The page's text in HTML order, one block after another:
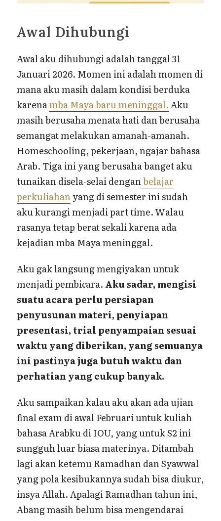
Awal Dihubungi
Awal aku dihubungi adalah tanggal 31
Januari 2026. Momen ini adalah momen di
mana aku masih dalam kondisi berduka
karenamba Maya baru meninggal.Aku
masih berusaha menata hati dan berusaha
semangat melakukan amanah-amanah.
Homeschooling, pekerjaan, ngajar bahasa
Arab. Tiga ini yang berusaha banget aku
tunaikan disela-selai denganbelajar
perkuliahanyang di semester ini sudah
aku kurangi menjadi part time. Walau
rasanya tetap berat sekali karena ada
kejadian mba Maya meninggal.
Aku gak langsung mengiyakan untuk
menjadi pembicara. Aku sadar, mengisi
suatu acara perlu persiapan
penyusunan materi, penyiapan
presentasi, trial penyampaian sesuai
waktu yang diberikan, yang semuanya
ini pastinya juga butuh waktu dan
perhatian yang cukup banyak.
Aku sampaikan kalau aku akan ada ujian
final exam di awal Februari untuk kuliah
bahasa Arabku di IOU, yang untuk S2 ini
sungguh luar biasa materinya. Ditambah
lagi akan ketemu Ramadhan dan Syawwal
yang pola kesibukannya sudah bisa diukur,
insya Allah. Apalagi Ramadhan tahun ini,
Abang masih belum bisa mengendarai